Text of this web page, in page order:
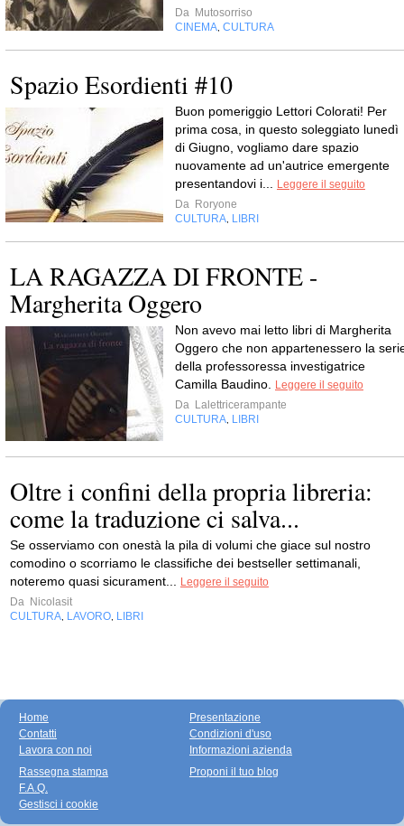
Da Mutosorriso
CINEMA CULTURA
Spazio Esordienti #10
Buon pomeriggio Lettori Colorati! Per
prima cosa, in questo soleggiato lunedì
di Giugno, vogliamo dare spazio
nuovamente ad un'autrice emergente
presentandovi i...
Leggere il seguito
Da Roryone
CULTURA LIBRI
LA RAGAZZA DI FRONTE -
Margherita Oggero
Non avevo mai letto libri di Margherita
Oggero che non appartenessero la
della professoressa investigatrice
Camilla Baudino.
Leggere il seguito
Da Lalettricerampante
CULTURA LIBRI
Oltre i confini della propria libreria:
come la traduzione ci salva...
Se osserviamo con onestà la pila di volumi che giace sul nostro
comodino o scorriamo le classifiche dei bestseller settimanali,
noteremo quasi sicurament...
Leggere il seguito
Da Nicolasit
CULTURA LAVORO LIBRI
Home
Contatti
Lavora con noi
Presentazione
Condizioni d'uso
Informazioni azienda
Rassegna stampa
F.A.Q.
Gestisci i cookie
Proponi il tuo blog